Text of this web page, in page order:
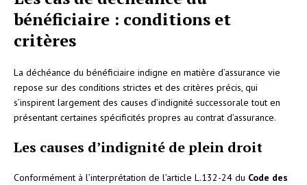
bénéficiaire : conditions et
critères
La déchéance du bénéficiaire indigne en matière d’assurance vie
repose sur des conditions strictes et des critères précis, qui
s’inspirent largement des causes d’indignité successorale tout en
présentant certaines spécificités propres au contrat d’assurance.
Les causes d’indignité de plein droit
Conformément à l’interprétation de l’article L.132-24 du Code des